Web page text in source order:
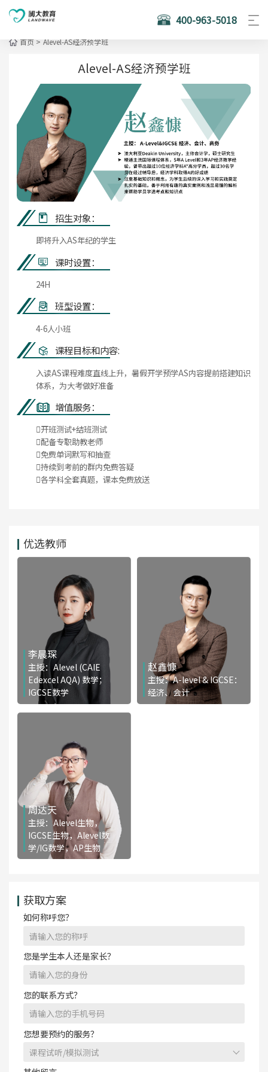
400-963-5018
首页 > Alevel-AS经济预学班
Alevel-AS经济预学班
招生对象：
即将升入AS年纪的学生
课时设置：
24H
班型设置：
4-6人小班
课程目标和内容:
入读AS课程难度直线上升，暑假开学预学AS内容提前搭建知识
体系，为大考做好准备
增值服务：
开班测试+结班测试
配备专职助教老师
免费单词默写和抽查
持续到考前的群内免费答疑
各学科全套真题，课本免费放送
优选教师
李晨琛
主授：Alevel (CAIE
Edexcel AQA) 数学；
IGCSE数学
赵鑫慷
主授：A-level & IGCSE：
经济、会计
周达天
主授：Alevel生物，
IGCSE生物，Alevel数
学/IG数学，AP生物
获取方案
如何称呼您？
您是学生本人还是家长？
您的联系方式？
您想要预约的服务？